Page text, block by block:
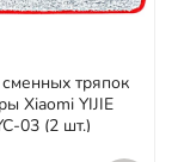
тряпок
Xiaomi YIJIE
03 (2 шт.)